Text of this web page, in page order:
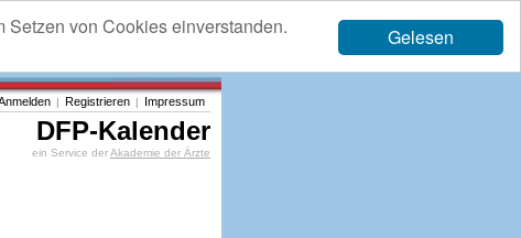
Gelesen
von Cookies einverstanden.
| Registrieren | Impressum
DFP-Kalender
ein Service derAkademie der Ärzte